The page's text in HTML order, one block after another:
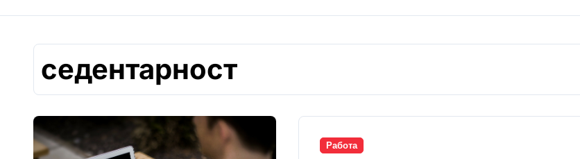
седентарност
Работа